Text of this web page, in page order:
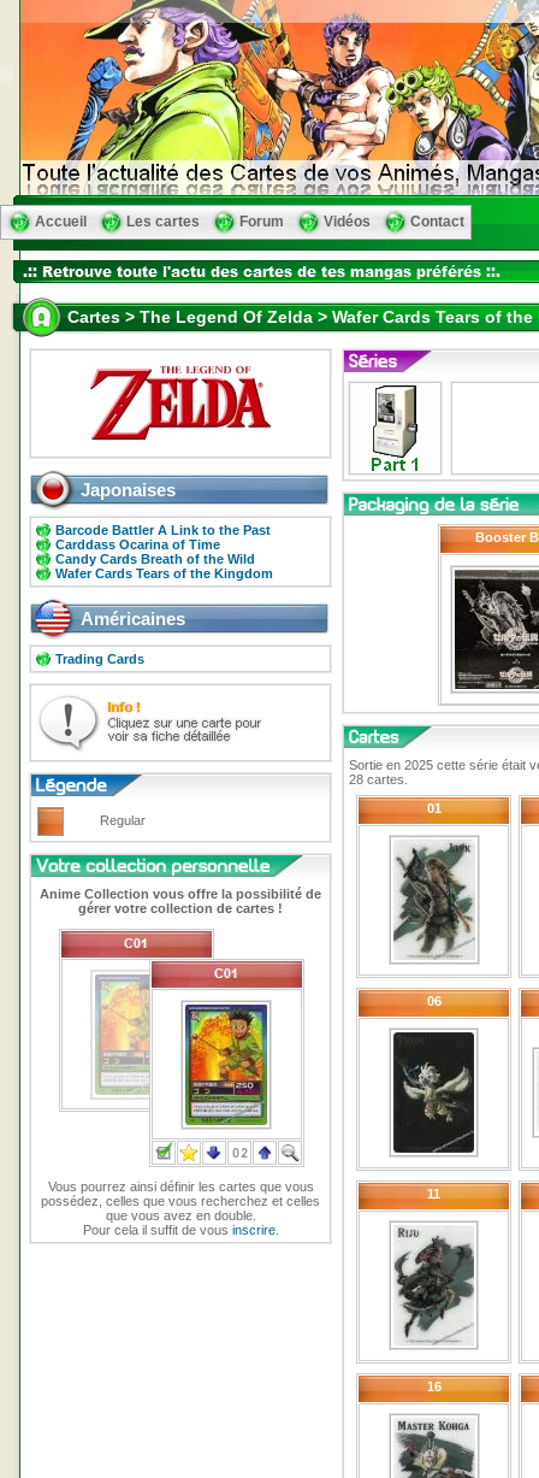
Accueil Les cartes Forum Vidéos Contact
Cartes > The Legend Of Zelda > Wafer Cards Tears of
Japonaises
Barcode Battler A Link to the Past
Carddass Ocarina of Time
Candy Cards Breath of the Wild
Wafer Cards Tears of the Kingdom
Américaines
Trading Cards
Regular
Anime Collection vous offre la possibilité de
gérer votre collection de cartes !
Vous pourrez ainsi définir les cartes que vous
possédez, celles que vous recherchez et celles
que vous avez en double.
Pour cela il suffit de vous inscrire.
Booster
Sortie en 2025 cette série était
28 cartes.
01
06
11
16